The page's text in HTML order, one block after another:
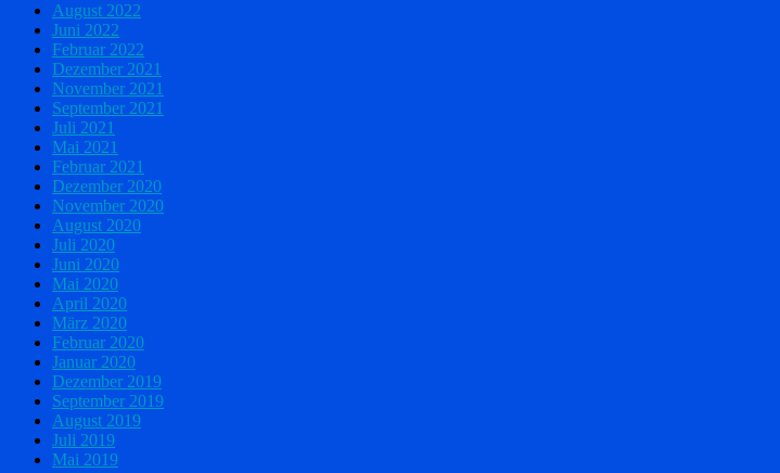
August 2022
Juni 2022
Februar 2022
Dezember 2021
November 2021
September 2021
Juli 2021
Mai 2021
Februar 2021
Dezember 2020
November 2020
August 2020
Juli 2020
Juni 2020
Mai 2020
April 2020
März 2020
Februar 2020
Januar 2020
Dezember 2019
September 2019
August 2019
Juli 2019
Mai 2019